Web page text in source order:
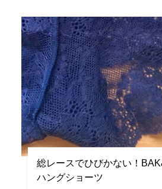
総レースでひびかない！
ハングショーツ